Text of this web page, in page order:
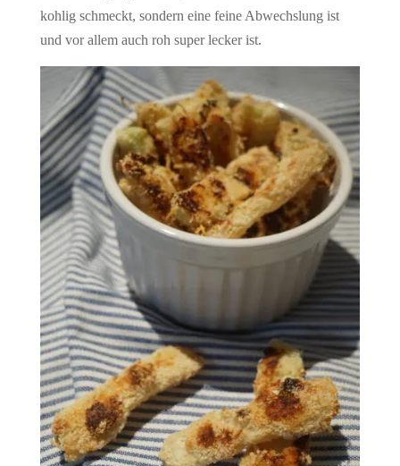
kohlig schmeckt, sondern eine feine Abwechslung ist
und vor allem auch roh super lecker ist.